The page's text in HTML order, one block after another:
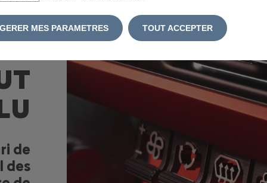
de
des
GERER MES PARAMETRES TOUT ACCEPTER